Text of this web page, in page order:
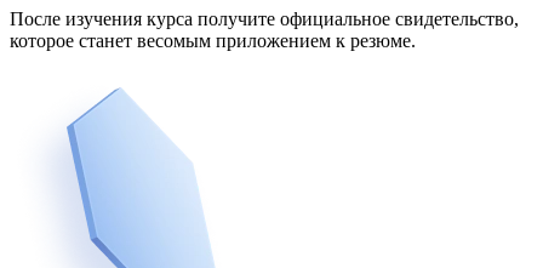
После изучения курса получите официальное свидетельство,
которое станет весомым приложением к резюме.